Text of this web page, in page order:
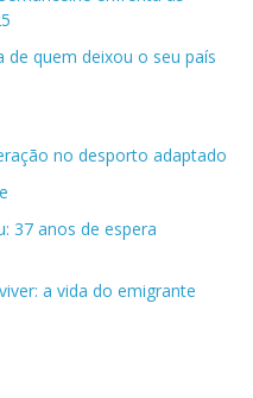
de quem deixou o seu país
no desporto adaptado
37 anos de espera
a vida do emigrante